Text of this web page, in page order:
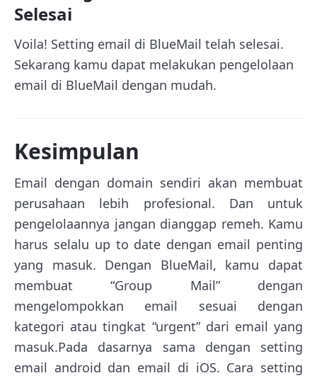
Selesai
Voila! Setting email di BlueMail telah selesai.
Sekarang kamu dapat melakukan pengelolaan
email di BlueMail dengan mudah.
Kesimpulan
Email dengan domain sendiri akan membuat
perusahaan lebih profesional. Dan untuk
pengelolaannya jangan dianggap remeh. Kamu
harus selalu up to date dengan email penting
yang masuk. Dengan BlueMail, kamu dapat
membuat “Group Mail” dengan
mengelompokkan email sesuai dengan
kategori atau tingkat “urgent” dari email yang
masuk.Pada dasarnya sama dengan setting
email android dan email di iOS. Cara setting